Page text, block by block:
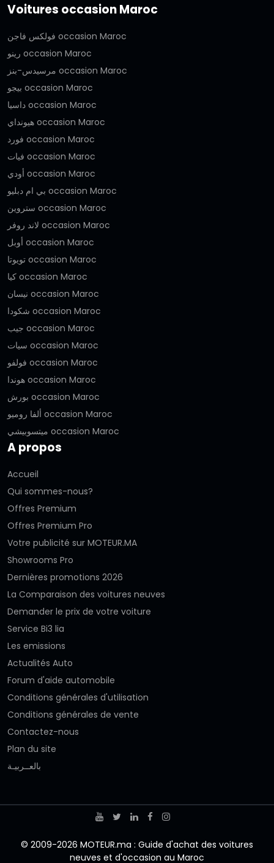
Voitures occasion Maroc
فولكس فاجن occasion Maroc
رينو occasion Maroc
مرسيدس-بنز occasion Maroc
بيجو occasion Maroc
داسيا occasion Maroc
هيونداي occasion Maroc
فورد occasion Maroc
فيات occasion Maroc
أودي occasion Maroc
بي ام دبليو occasion Maroc
ستروين occasion Maroc
لاند روفر occasion Maroc
أوبل occasion Maroc
تويوتا occasion Maroc
كيا occasion Maroc
نيسان occasion Maroc
شكودا occasion Maroc
جيب occasion Maroc
سيات occasion Maroc
فولفو occasion Maroc
هوندا occasion Maroc
بورش occasion Maroc
ألفا روميو occasion Maroc
ميتسوبيشي occasion Maroc
A propos
Accueil
Qui sommes-nous?
Offres Premium
Offres Premium Pro
Votre publicité sur MOTEUR.MA
Showrooms Pro
Dernières promotions 2026
La Comparaison des voitures neuves
Demander le prix de votre voiture
Service Bi3 lia
Les emissions
Actualités Auto
Forum d'aide automobile
Conditions générales d'utilisation
Conditions générales de vente
Contactez-nous
Plan du site
بالعــربيـة
© 2009-2026 MOTEUR.ma : Guide d'achat des voitures
neuves et d'occasion au Maroc